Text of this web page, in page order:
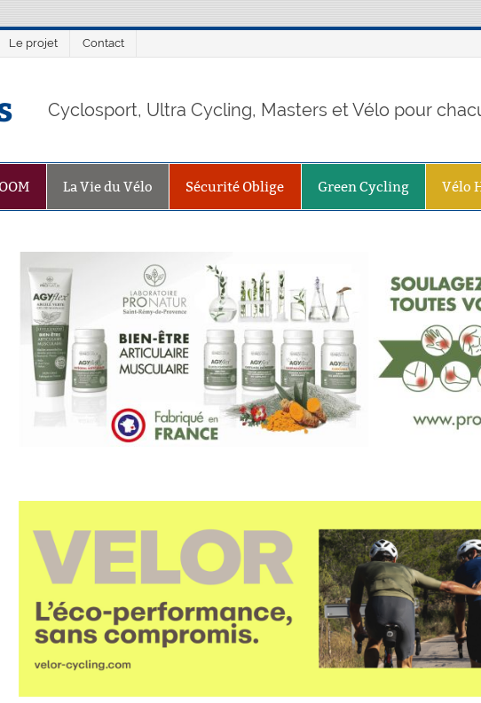
Le projet Contact
Cyclosport, Ultra Cycling, Masters et Vélo pour
La Vie du Vélo Sécurité Oblige Green Cycling Vélo